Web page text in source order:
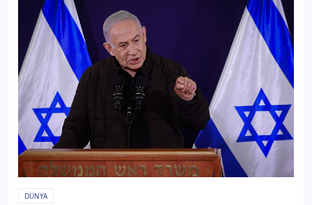
DÜNYA